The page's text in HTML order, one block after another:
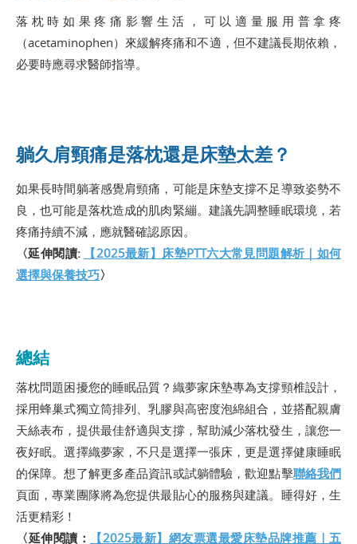
落枕時如果疼痛影響生活，可以適量服用普拿疼
（acetaminophen）來緩解疼痛和不適，但不建議長期依賴，
必要時應尋求醫師指導。
躺久肩頸痛是落枕還是床墊太差？
如果長時間躺著感覺肩頸痛，可能是床墊支撐不足導致姿勢不
良，也可能是落枕造成的肌肉緊繃。建議先調整睡眠環境，若
疼痛持續不減，應就醫確認原因。
〈延伸閱讀:
【2025最新】床墊PTT六大常見問題解析｜如何
選擇與保養技巧〉
總結
落枕問題困擾您的睡眠品質？織夢家床墊專為支撐頸椎設計，
採用蜂巢式獨立筒排列、乳膠與高密度泡綿組合，並搭配親膚
天絲表布，提供最佳舒適與支撐，幫助減少落枕發生，讓您一
夜好眠。選擇織夢家，不只是選擇一張床，更是選擇健康睡眠
的保障。想了解更多產品資訊或試躺體驗，歡迎點擊聯絡我們
頁面，專業團隊將為您提供最貼心的服務與建議。睡得好，生
活更精彩！
〈延伸閱讀：
【2025最新】網友票選最愛床墊品牌推薦｜五